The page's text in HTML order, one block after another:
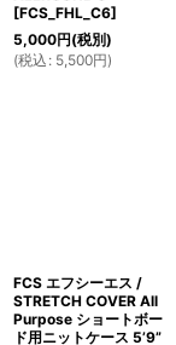
[FCS_FHL_C6]
5,000円(税別)
(税込 : 5,500円)
FCS エフシーエス /
STRETCH COVER All
Purpose ショートボー
ド用ニットケース 5’9”